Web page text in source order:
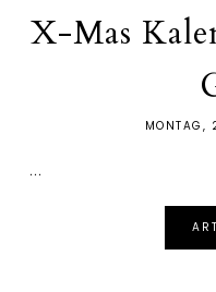
X-Mas
MONTAG,
...